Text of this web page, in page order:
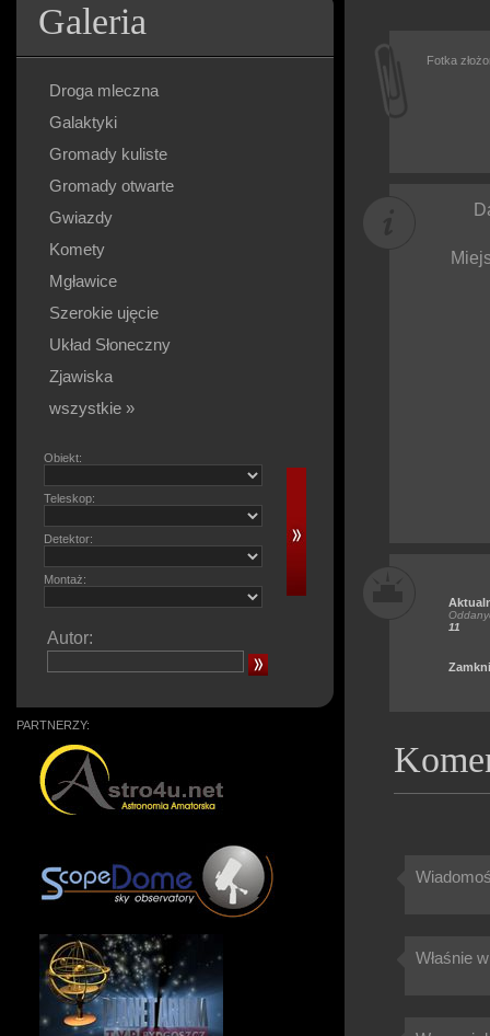
Galeria
Droga mleczna
Galaktyki
Gromady kuliste
Gromady otwarte
Gwiazdy
Komety
Mgławice
Szerokie ujęcie
Układ Słoneczny
Zjawiska
wszystkie »
Obiekt:
Teleskop:
Detektor:
Montaż:
Autor:
PARTNERZY:
Fotka
11
Właśnie